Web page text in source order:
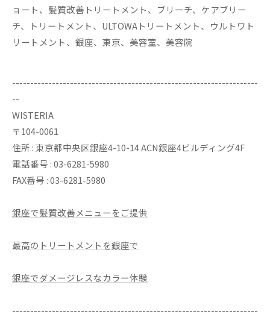
ョート、髪質改善トリートメント、ブリーチ、ケアブリー
チ、トリートメント、ULTOWAトリートメント、ウルトワト
リートメント、銀座、東京、美容室、美容院
--------------------------------------------------------------------
--
WISTERIA
〒104-0061
住所 : 東京都中央区銀座4-10-14 ACN銀座4ビルディング4F
電話番号 : 03-6281-5980
FAX番号 : 03-6281-5980
銀座で髪質改善メニューをご提供
最高のトリートメントを銀座で
銀座でダメージレスなカラー体験
--------------------------------------------------------------------